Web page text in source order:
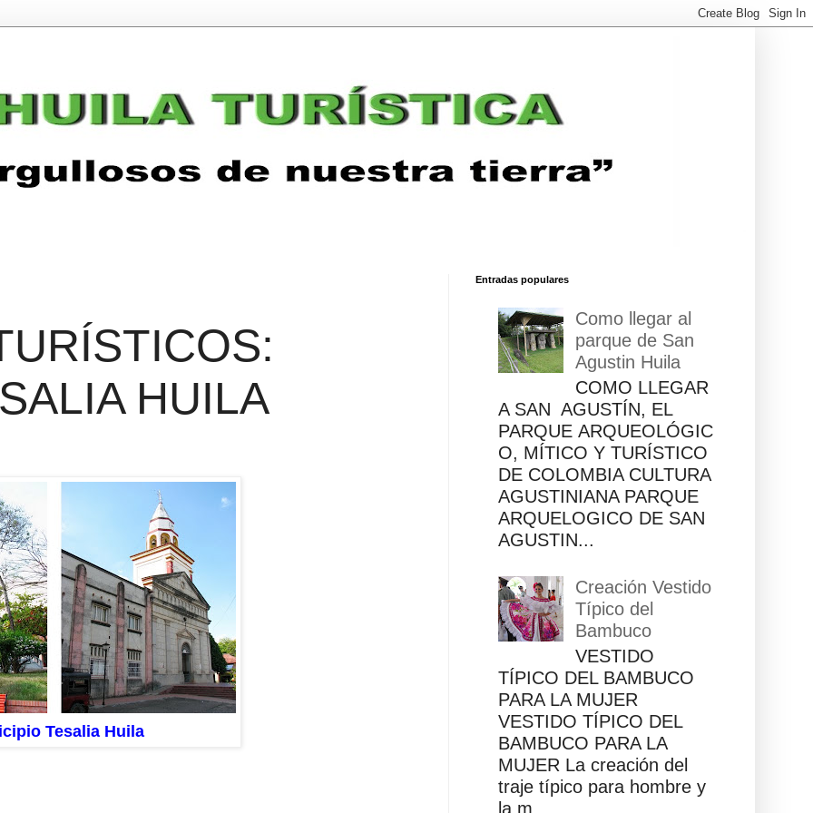
HUILA
Tesalia Huila
Entradas populares
Como llegar al
parque de San
Agustin Huila
COMO LLEGAR
A SAN AGUSTÍN, EL
PARQUE ARQUEOLÓGIC
O, MÍTICO Y TURÍSTICO
DE COLOMBIA CULTURA
AGUSTINIANA PARQUE
ARQUELOGICO DE SAN
AGUSTIN...
Creación Vestido
Típico del
Bambuco
VESTIDO
TÍPICO DEL BAMBUCO
PARA LA MUJER
VESTIDO TÍPICO DEL
BAMBUCO PARA LA
MUJER La creación del
traje típico para hombre y
la m...